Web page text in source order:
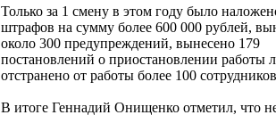
Только за 1 смену в этом году было
штрафов на сумму более 600 000 рублей,
около 300 предупреждений, вынесено 179
постановлений о приостановлении работы
отстранено от работы более 100
В итоге Геннадий Онищенко отметил, что